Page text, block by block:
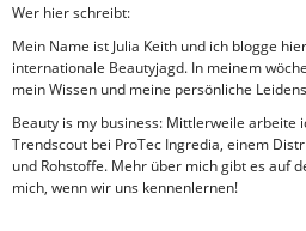
Wer hier schreibt:
Mein Name ist Julia Keith und ich blogge
internationale Beautyjagd. In meinem
mein Wissen und meine persönliche
Beauty is my business: Mittlerweile arbeite
Trendscout bei ProTec Ingredia, einem
und Rohstoffe. Mehr über mich gibt es auf
mich, wenn wir uns kennenlernen!